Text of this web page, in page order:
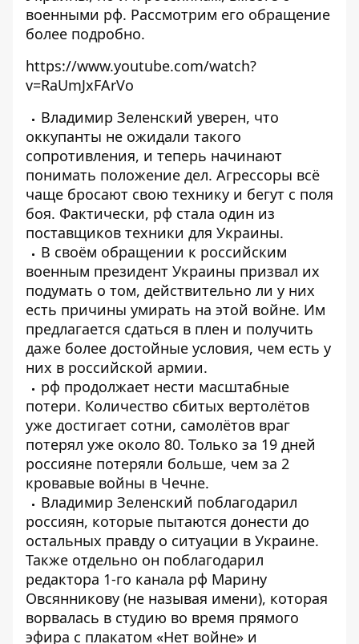
военными рф. Рассмотрим его обращение
более подробно.
https://www.youtube.com/watch?
v=RaUmJxFArVo
Владимир Зеленский уверен, что
оккупанты не ожидали такого
сопротивления, и теперь начинают
понимать положение дел. Агрессоры всё
чаще бросают свою технику и бегут с поля
боя. Фактически, рф стала один из
поставщиков техники для Украины.
В своём обращении к российским
военным президент Украины призвал их
подумать о том, действительно ли у них
есть причины умирать на этой войне. Им
предлагается сдаться в плен и получить
даже более достойные условия, чем есть у
них в российской армии.
рф продолжает нести масштабные
потери. Количество сбитых вертолётов
уже достигает сотни, самолётов враг
потерял уже около 80. Только за 19 дней
россияне потеряли больше, чем за 2
кровавые войны в Чечне.
Владимир Зеленский поблагодарил
россиян, которые пытаются донести до
остальных правду о ситуации в Украине.
Также отдельно он поблагодарил
редактора 1-го канала рф Марину
Овсянникову (не называя имени), которая
ворвалась в студию во время прямого
эфира с плакатом «Нет войне» и